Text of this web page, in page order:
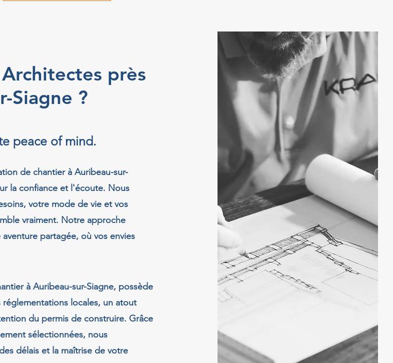
près
Siagne ?
peace of mind.
de chantier à Auribeau-sur-
la confiance et l'écoute. Nous
votre mode de vie et vos
vraiment. Notre approche
partagée, où vos envies
à Auribeau-sur-Siagne, possède
locales, un atout
du permis de construire. Grâce
sélectionnées, nous
délais et la maîtrise de votre